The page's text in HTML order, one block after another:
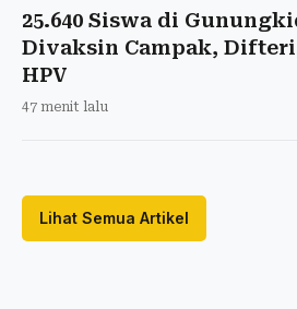
25.640 Siswa di
Divaksin Campak,
HPV
47 menit lalu
Lihat Semua Artikel